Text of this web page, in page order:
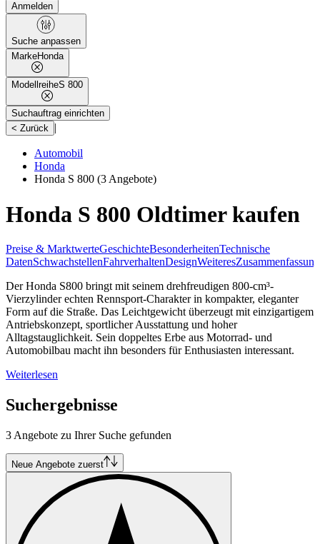
Anmelden
Suche anpassen
MarkeHonda
ModellreiheS 800
Suchauftrag einrichten
< Zurück |
Automobil
Honda
Honda S 800 (3 Angebote)
Honda S 800 Oldtimer kaufen
Preise & MarktwerteGeschichteBesonderheitenTechnische
DatenSchwachstellenFahrverhaltenDesignWeiteresZusammenfassung
Der Honda S800 bringt mit seinem drehfreudigen 800-cm³-
Vierzylinder echten Rennsport-Charakter in kompakter, eleganter
Form auf die Straße. Das Leichtgewicht überzeugt mit einzigartigem
Antriebskonzept, sportlicher Ausstattung und hoher
Alltagstauglichkeit. Sein doppeltes Erbe aus Motorrad- und
Automobilbau macht ihn besonders für Enthusiasten interessant.
Weiterlesen
Suchergebnisse
3 Angebote zu Ihrer Suche gefunden
Neue Angebote zuerst